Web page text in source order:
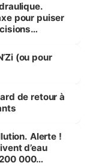
pour puiser
(ou pour
de retour à
Alerte !
d’eau
000